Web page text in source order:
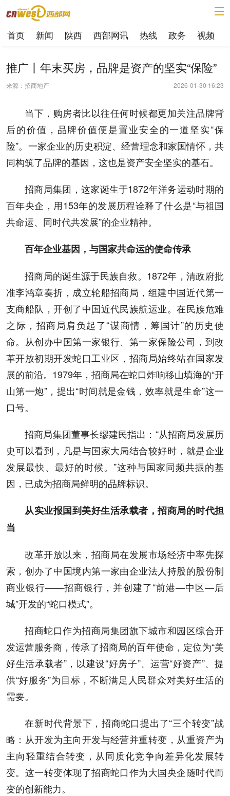
首页 新闻 陕西 西部网讯 热线 政务 视频
推广丨年末买房，品牌是资产的坚实“保险”
来源：招商地产 2026-01-30 16:23
当下，购房者比以往任何时候都更加关注品牌背
后的价值，品牌价值便是置业安全的一道坚实“保
险”。一家企业的历史积淀、经营理念和家国情怀，共
同构筑了品牌的基因，这也是资产安全坚实的基石。
招商局集团，这家诞生于1872年洋务运动时期的
百年央企，用153年的发展历程诠释了什么是“与祖国
共命运、同时代共发展”的企业精神。
百年企业基因，与国家共命运的使命传承
招商局的诞生源于民族自救。1872年，清政府批
准李鸿章奏折，成立轮船招商局，组建中国近代第一
支商船队，开创了中国近代民族航运业。在民族危难
之际，招商局肩负起了“谋商情，筹国计”的历史使
命。从创办中国第一家银行、第一家保险公司，到改
革开放初期开发蛇口工业区，招商局始终站在国家发
展的前沿。1979年，招商局在蛇口炸响移山填海的“开
山第一炮”，提出“时间就是金钱，效率就是生命”这一
口号。
招商局集团董事长缪建民指出：“从招商局发展历
史可以看到，凡是与国家大局结合较好时，就是企业
发展最快、最好的时候。”这种与国家同频共振的基
因，已成为招商局鲜明的品牌标识。
从实业报国到美好生活承载者，招商局的时代担
当
改革开放以来，招商局在发展市场经济中率先探
索，创办了中国境内第一家由企业法人持股的股份制
商业银行——招商银行，并创建了“前港—中区—后
城”开发的“蛇口模式”。
招商蛇口作为招商局集团旗下城市和园区综合开
发运营服务商，传承了招商局的百年使命，定位为“美
好生活承载者”，以建设“好房子”、运营“好资产”、提
供“好服务”为目标，不断满足人民群众对美好生活的
需要。
在新时代背景下，招商蛇口提出了“三个转变”战
略：从开发为主向开发与经营并重转变，从重资产为
主向轻重结合转变，从同质化竞争向差异化发展转
变。这一转变体现了招商蛇口作为大国央企随时代而
变的创新能力。